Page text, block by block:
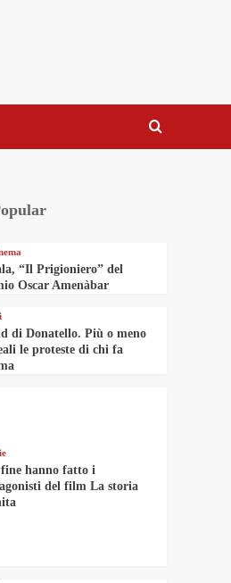
“Il Prigioniero” del
Oscar Amenàbar
di Donatello. Più o meno
le proteste di chi fa
hanno fatto i
del film La storia